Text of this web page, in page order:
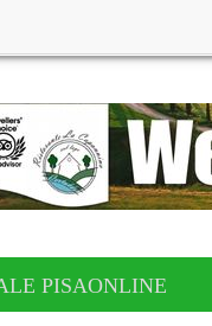
PISAONLINE